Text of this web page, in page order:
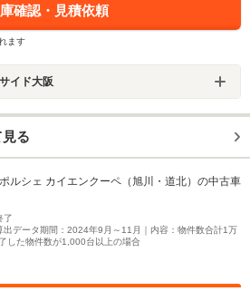
確認・見積依頼
ます
イド大阪
る
ポルシェ カイエンクーペ（旭川・道北）の中古車
了
データ期間：2024年9月～11月｜内容：物件数合計1万
した物件数が1,000台以上の場合